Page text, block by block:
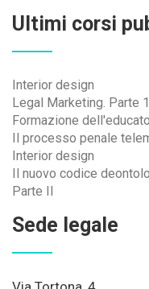
Ultimi corsi
Interior design
Legal Marketing. Parte 1
Formazione
Il processo penale
Interior design
Il nuovo codice
Parte II
Sede legale